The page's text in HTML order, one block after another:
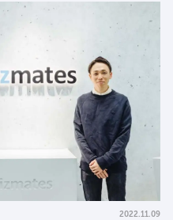
2022.11.09